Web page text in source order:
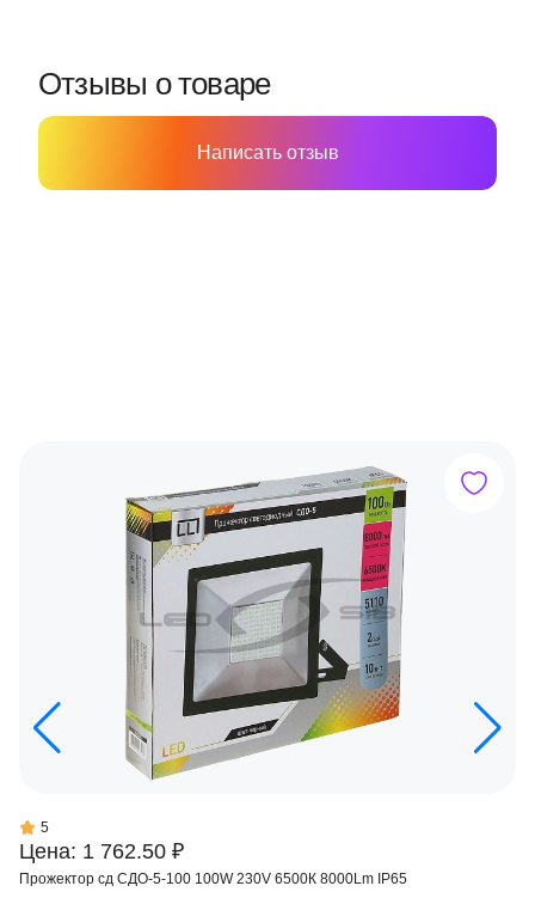
Отзывы о товаре
Написать отзыв
Цена: 1 762.50 ₽
5
Прожектор сд СДО-5-100 100W 230V 6500К 8000Lm IP65